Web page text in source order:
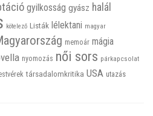
gyilkosság gyász halál
kötelező Listák lélektani magyar
memoár mágia
nyomozás női sors párkapcsolat
társadalomkritika USA utazás